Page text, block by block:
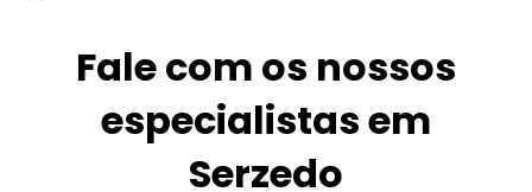
Fale com os nossos
especialistas em
Serzedo